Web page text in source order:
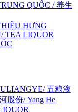
QUỐC / 养生
HƯNG
TEA LIQUOR
五粮液
股份/ Yang He